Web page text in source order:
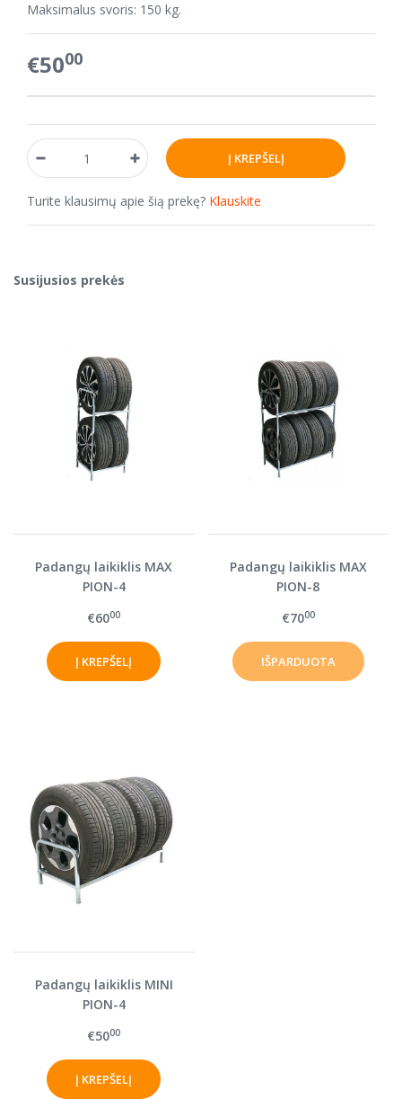
Maksimalus svoris: 150 kg.
€5000
Turite klausimų apie šią prekę? Klauskite
Susijusios prekės
Padangų laikiklis MAX
PION-4
€6000
Padangų laikiklis MAX
PION-8
€7000
Padangų laikiklis MINI
PION-4
€5000